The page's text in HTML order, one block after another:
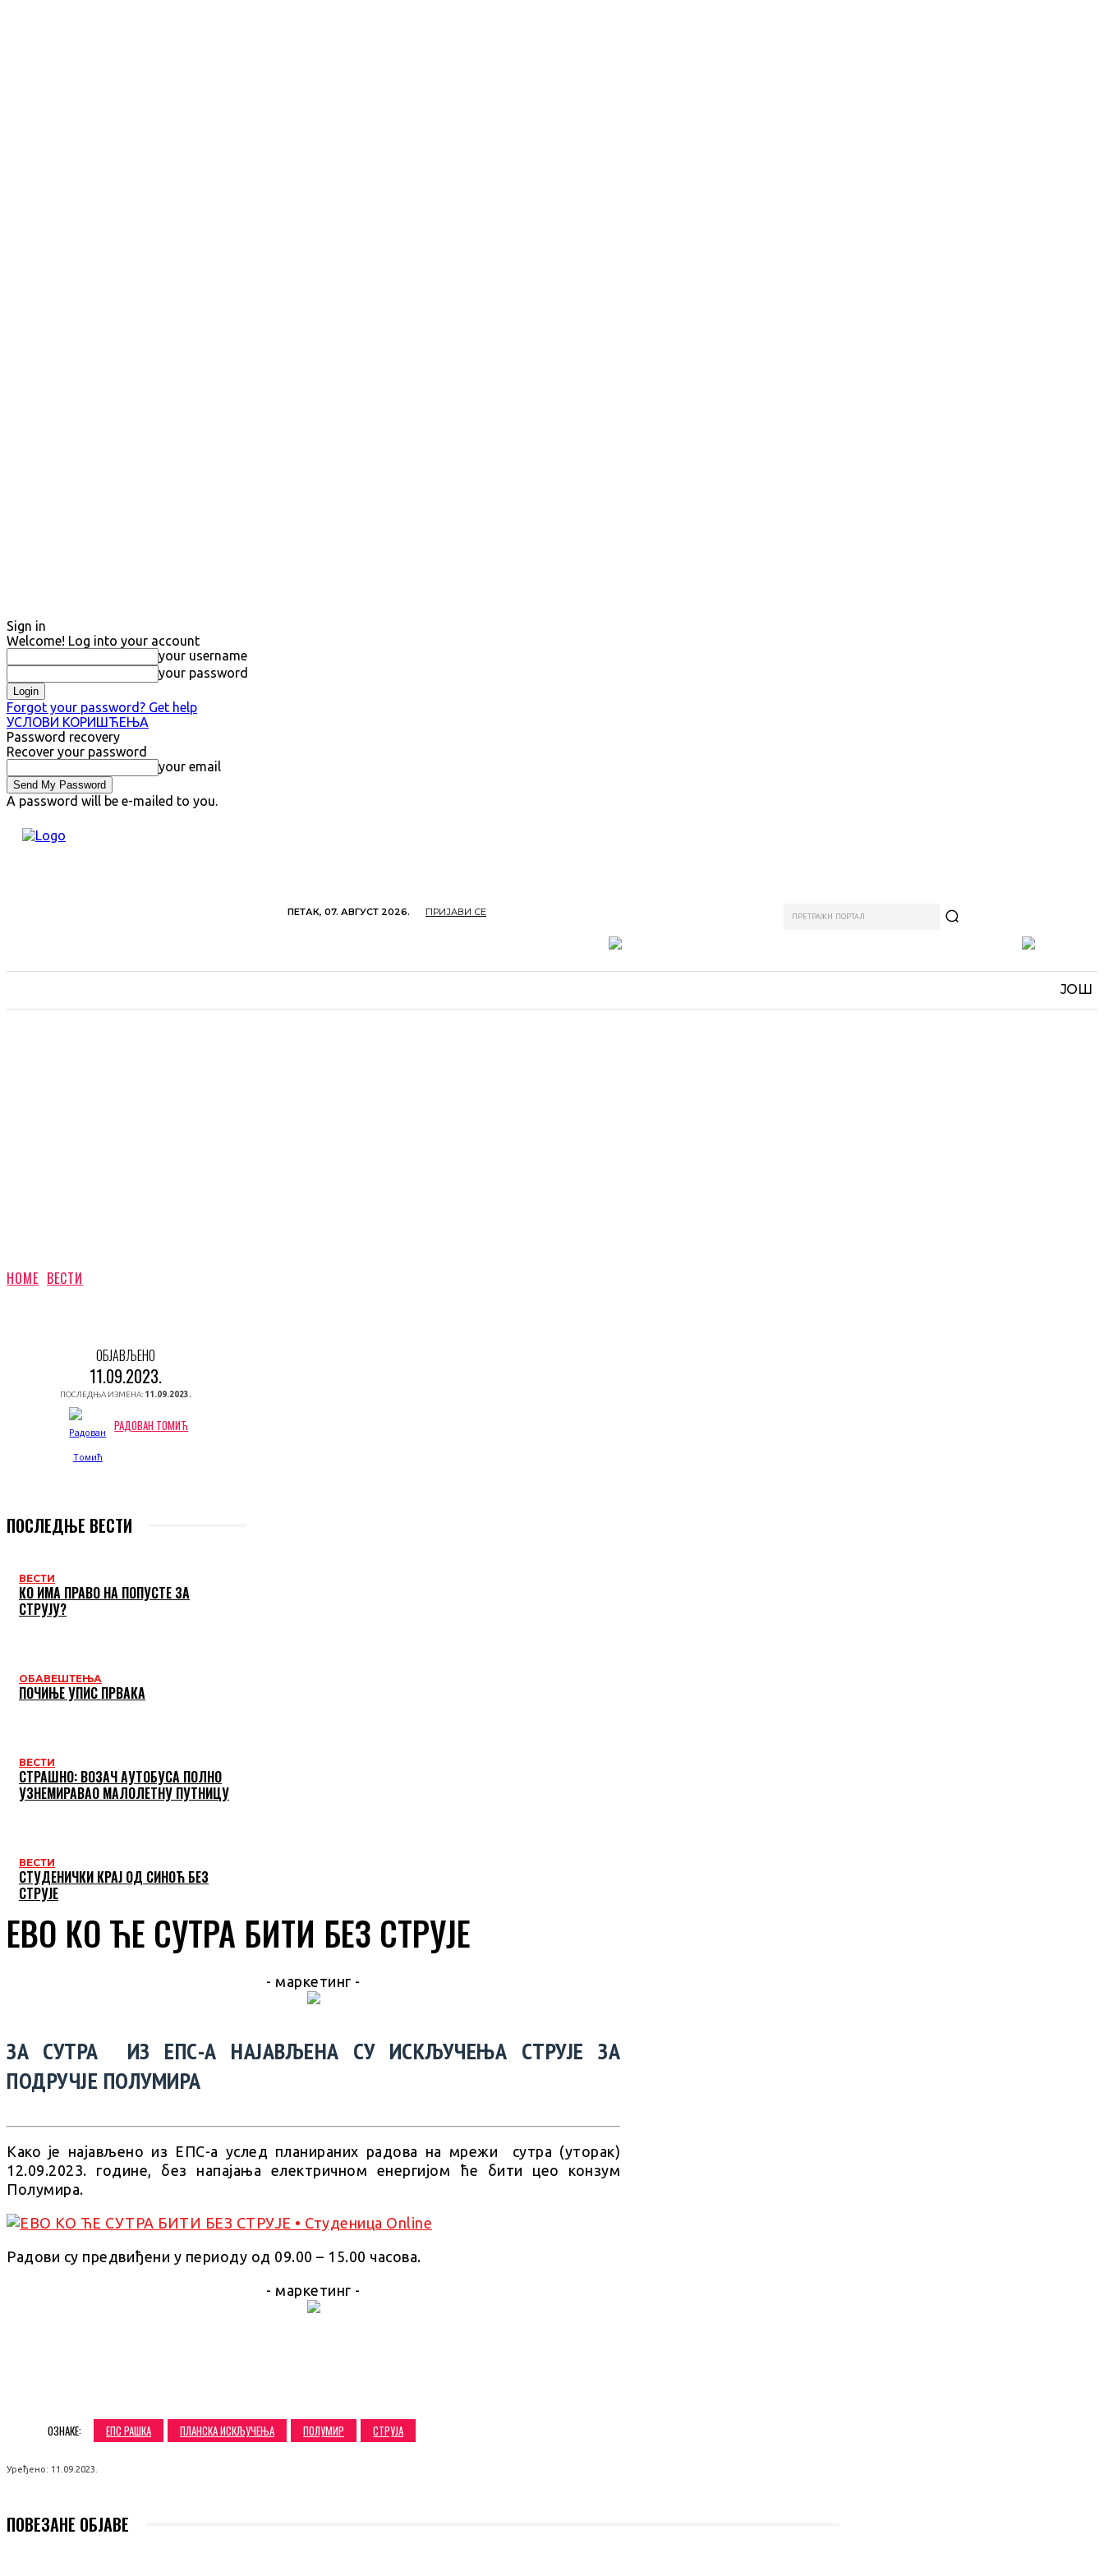
Sign in
Welcome! Log into your account
your username
your password
Forgot your password? Get help
УСЛОВИ КОРИШЋЕЊА
Password recovery
Recover your password
your email
A password will be e-mailed to you.
ПЕТАК, 07. АВГУСТ 2026. ПРИЈАВИ СЕ ПРЕТРАЖИ ПОРТАЛ
ЈОШ
HOME ВЕСТИ
ОБЈАВЉЕНО
11.09.2023.
ПОСЛЕДЊА ИЗМЕНА: 11.09.2023.
РАДОВАН ТОМИЋ
ПОСЛЕДЊЕ ВЕСТИ
ВЕСТИ
КО ИМА ПРАВО НА ПОПУСТЕ ЗА
СТРУЈУ?
ОБАВЕШТЕЊА
ПОЧИЊЕ УПИС ПРВАКА
ВЕСТИ
СТРАШНО: ВОЗАЧ АУТОБУСА ПОЛНО
УЗНЕМИРАВАО МАЛОЛЕТНУ ПУТНИЦУ
ВЕСТИ
СТУДЕНИЧКИ КРАЈ ОД СИНОЋ БЕЗ
СТРУЈЕ
ЕВО КО ЋЕ СУТРА БИТИ БЕЗ СТРУЈЕ
- маркетинг -
ЗА СУТРА ИЗ ЕПС-А НАЈАВЉЕНА СУ ИСКЉУЧЕЊА СТРУЈЕ ЗА
ПОДРУЧЈЕ ПОЛУМИРА
Како је најављено из ЕПС-а услед планираних радова на мрежи сутра (уторак)
12.09.2023. године, без напајања електричном енергијом ће бити цео конзум
Полумира.
Радови су предвиђени у периоду од 09.00 – 15.00 часова.
- маркетинг -
ОЗНАКЕ: ЕПС РАШКА ПЛАНСКА ИСКЉУЧЕЊА ПОЛУМИР СТРУЈА
Уређено: 11.09.2023.
ПОВЕЗАНЕ ОБЈАВЕ